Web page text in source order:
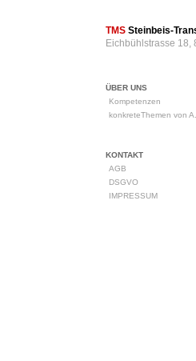
TMS Steinbeis-
Eichbühlstrasse 18,
ÜBER UNS
Kompetenzen
konkreteThemen von
KONTAKT
AGB
DSGVO
IMPRESSUM